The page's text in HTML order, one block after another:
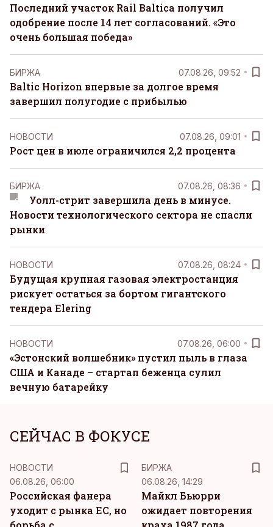
Последний участок Rail Baltica получил
одобрение после 14 лет согласований. «Это
очень большая победа»
БИРЖА 07.08.26, 09:52
Baltic Horizon впервые за долгое время
завершил полугодие с прибылью
НОВОСТИ 07.08.26, 09:01
Рост цен в июле ограничился 2,2 процента
БИРЖА 07.08.26, 08:36
Уолл-стрит завершила день в минусе.
Новости технологического сектора не спасли
рынки
НОВОСТИ 07.08.26, 08:24
Будущая крупная газовая электростанция
рискует остаться за бортом гигантского
тендера Elering
НОВОСТИ 07.08.26, 06:00
«Эстонский волшебник» пустил пыль в глаза
США и Канаде – стартап беженца сулил
вечную батарейку
СЕЙЧАС В ФОКУСЕ
НОВОСТИ
06.08.26, 06:00
Российская фанера
уходит с рынка ЕС, но
БИРЖА
06.08.26, 14:29
Майкл Бьюрри
ожидает повторения